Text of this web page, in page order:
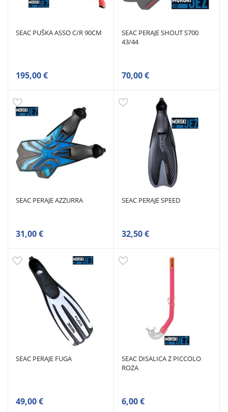
SEAC PUŠKA ASSO C/R 90CM
195,00 €
SEAC PERAJE SHOUT S700
43/44
70,00 €
SEAC PERAJE AZZURRA
31,00 €
SEAC PERAJE SPEED
32,50 €
SEAC PERAJE FUGA
49,00 €
SEAC DISALICA Z PICCOLO
ROZA
6,00 €